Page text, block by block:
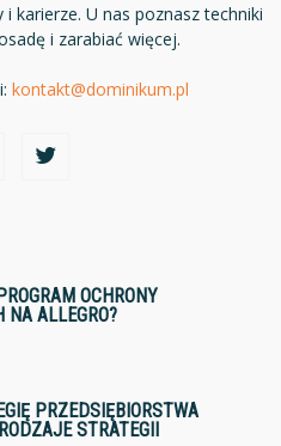
karierze. U nas poznasz techniki
i zarabiać więcej.
kontakt@dominikum.pl
OCHRONY
NA ALLEGRO?
PRZEDSIĘBIORSTWA
STRATEGII